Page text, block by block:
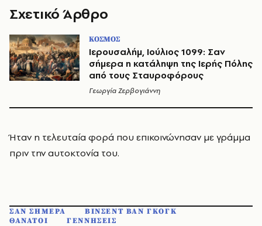
Σχετικό Άρθρο
ΚΟΣΜΟΣ
Ιερουσαλήμ, Ιούλιος 1099: Σαν
σήμερα η κατάληψη της Ιερής Πόλης
από τους Σταυροφόρους
Γεωργία Ζερβογιάννη
Ήταν η τελευταία φορά που επικοινώνησαν με γράμμα
πριν την αυτοκτονία του.
ΣΑΝ ΣΗΜΕΡΑ
ΒΙΝΣΕΝΤ ΒΑΝ ΓΚΟΓΚ
ΘΑΝΑΤΟΙ
ΓΕΝΝΗΣΕΙΣ